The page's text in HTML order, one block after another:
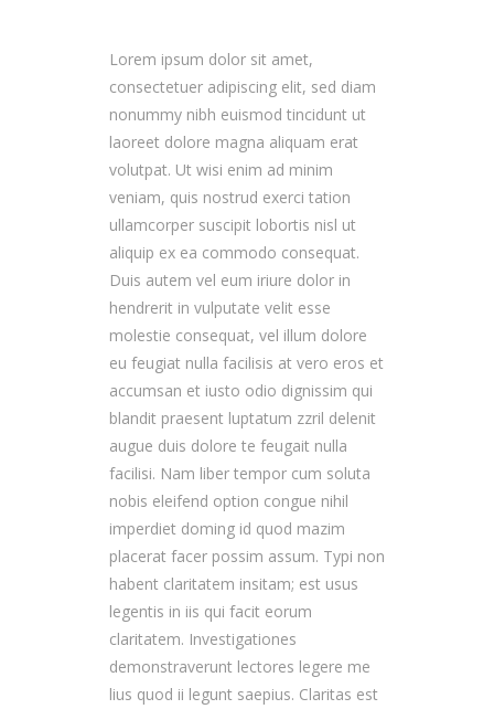
Lorem ipsum dolor sit amet,
consectetuer adipiscing elit, sed diam
nonummy nibh euismod tincidunt ut
laoreet dolore magna aliquam erat
volutpat. Ut wisi enim ad minim
veniam, quis nostrud exerci tation
ullamcorper suscipit lobortis nisl ut
aliquip ex ea commodo consequat.
Duis autem vel eum iriure dolor in
hendrerit in vulputate velit esse
molestie consequat, vel illum dolore
eu feugiat nulla facilisis at vero eros et
accumsan et iusto odio dignissim qui
blandit praesent luptatum zzril delenit
augue duis dolore te feugait nulla
facilisi. Nam liber tempor cum soluta
nobis eleifend option congue nihil
imperdiet doming id quod mazim
placerat facer possim assum. Typi non
habent claritatem insitam; est usus
legentis in iis qui facit eorum
claritatem. Investigationes
demonstraverunt lectores legere me
lius quod ii legunt saepius. Claritas est